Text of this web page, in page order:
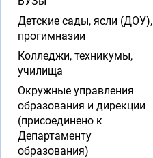
Детские сады, ясли (ДОУ),
прогимназии
Колледжи, техникумы,
училища
Окружные управления
образования и дирекции
(присоединено к
Департаменту
образования)